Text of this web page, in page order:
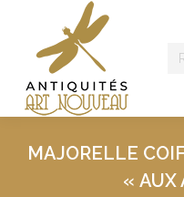
MAJORELLE
« AUX